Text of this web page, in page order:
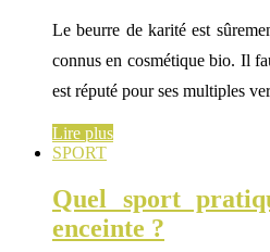
Le beurre de karité est
connus en cosmétique bio. Il
est réputé pour ses multiples
Lire plus
SPORT
Quel sport
enceinte ?